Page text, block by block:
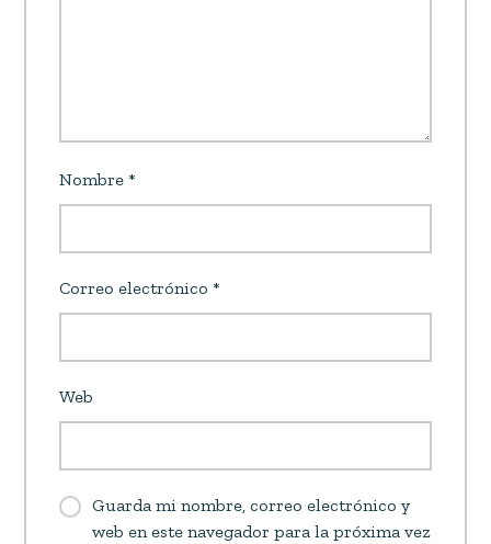
Nombre*
Correo electrónico*
Web
Guarda mi nombre, correo electrónico y
web en este navegador para la próxima vez